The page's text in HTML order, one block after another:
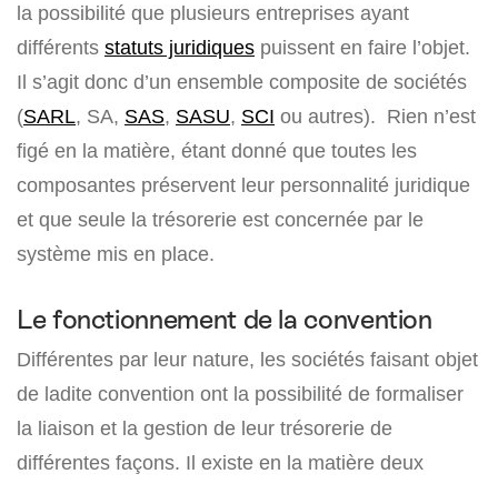
la possibilité que plusieurs entreprises ayant
différents statuts juridiques puissent en faire l’objet.
Il s’agit donc d’un ensemble composite de sociétés
(SARL, SA, SAS, SASU, SCI ou autres). Rien n’est
figé en la matière, étant donné que toutes les
composantes préservent leur personnalité juridique
et que seule la trésorerie est concernée par le
système mis en place.
Le fonctionnement de la convention
Différentes par leur nature, les sociétés faisant objet
de ladite convention ont la possibilité de formaliser
la liaison et la gestion de leur trésorerie de
différentes façons. Il existe en la matière deux